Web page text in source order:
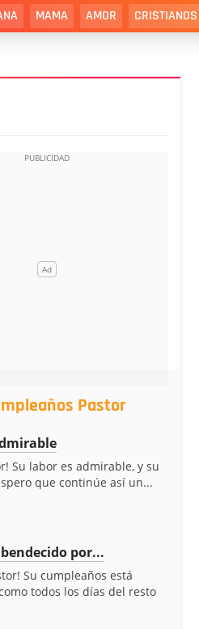
MAMA AMOR CRISTIANOS
Pastor
Su labor es admirable, y su
que continúe así un...
por...
Su cumpleaños está
todos los días del resto